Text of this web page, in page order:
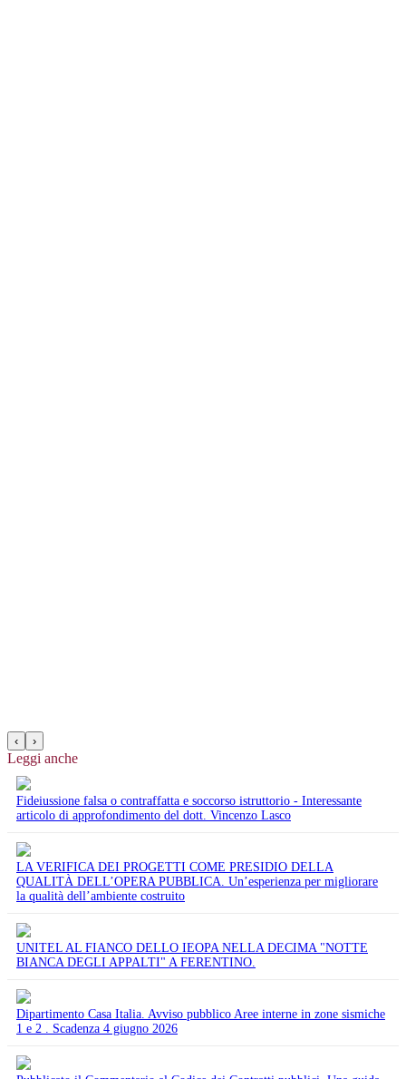
‹ ›
Leggi anche
Fideiussione falsa o contraffatta e soccorso istruttorio - Interessante
articolo di approfondimento del dott. Vincenzo Lasco
LA VERIFICA DEI PROGETTI COME PRESIDIO DELLA
QUALITÀ DELL’OPERA PUBBLICA. Un’esperienza per migliorare
la qualità dell’ambiente costruito
UNITEL AL FIANCO DELLO IEOPA NELLA DECIMA "NOTTE
BIANCA DEGLI APPALTI" A FERENTINO.
Dipartimento Casa Italia. Avviso pubblico Aree interne in zone sismiche
1 e 2 . Scadenza 4 giugno 2026